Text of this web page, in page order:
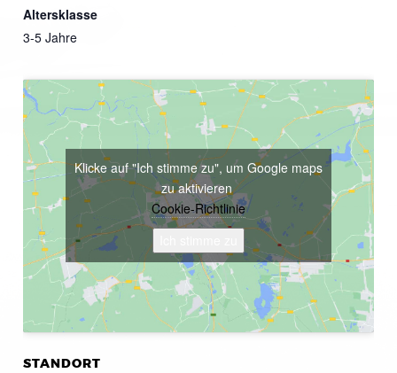
Altersklasse
3-5 Jahre
STANDORT
Klicke auf "Ich stimme zu", um Google maps
zu aktivieren
Cookie-Richtlinie